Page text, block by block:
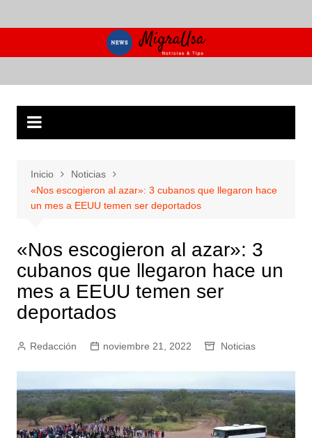
al
Inicio
Noticias
«Nos escogieron al azar»: 3 cubanos que llegaron hace
un mes a EEUU temen ser deportados
«Nos escogieron al azar»: 3
cubanos que llegaron hace un
mes a EEUU temen ser
deportados
Redacción noviembre 21, 2022 Noticias